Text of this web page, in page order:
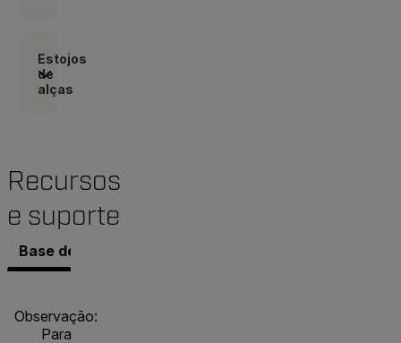
Estojos
de
alças
Recursos
e suporte
Base de conhecimento
Observação:
Para